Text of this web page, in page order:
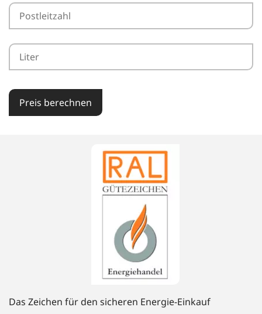
Preis berechnen
Das Zeichen für den sicheren Energie-Einkauf